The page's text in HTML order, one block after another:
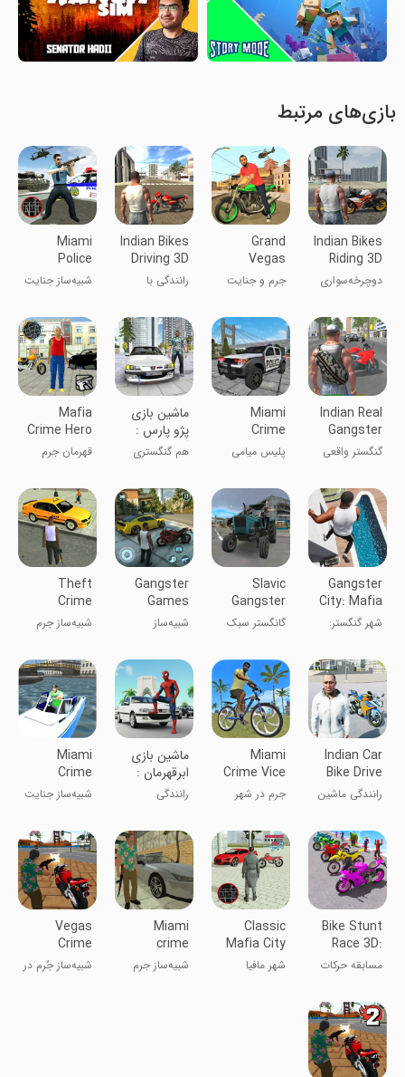
بازی‌های مرتبط
Indian Bikes
Riding 3D
دوچرخه‌سواری
Grand
Vegas
Crime
جرم و جنایت
Indian Bikes
Driving 3D
رانندگی با
Miami
Police
Crime Vice
Simulator
شبیه‌ساز جنایت
Indian Real
Gangster
3D
گنگستر واقعی
Miami
Crime
Police
پلیس میامی
ماشین بازی
پژو پارس :
گشت آزاد
هم گنگستری
Mafia
Crime Hero
Street
Thug
قهرمان جرم
خیابانی
Gangster
City: Mafia
Crime
شهر گنگستر:
Slavic
Gangster
Style
گانگستر سبک
Gangster
Games
Crime
Simulator
شبیه‌ساز
Theft
Crime
Simulator
شبیه‌ساز جرم
Indian Car
Bike Drive
Sim
رانندگی ماشین
GTIV
Miami
Crime Vice
Town
جرم در شهر
‏ماشین بازی
ابرقهرمان :
مرد عنکبوتی
رانندگی
Miami
Crime
Simulator 2
شبیه‌ساز جنایت
Bike Stunt
Race 3D:
Bike Games
مسابقه حرکات
بعدی: بازی‌های
موتور
Classic
Mafia City
Level UP
شهر مافیا
Miami
crime
simulator
شبیه‌ساز جرم
Vegas
Crime
Simulator
شبیه‌ساز جُرم در